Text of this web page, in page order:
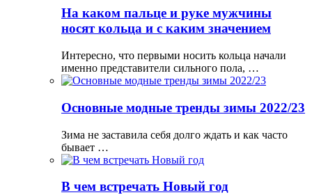
На каком пальце и руке мужчины
носят кольца и с каким значением
Интересно, что первыми носить кольца начали
именно представители сильного пола, …
Основные модные тренды зимы 2022/23
Зима не заставила себя долго ждать и как часто
бывает …
В чем встречать Новый год